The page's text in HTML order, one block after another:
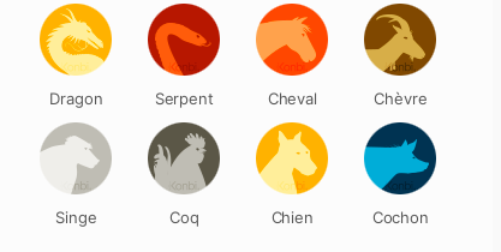
Dragon Serpent Cheval Chèvre
Singe Coq Chien Cochon